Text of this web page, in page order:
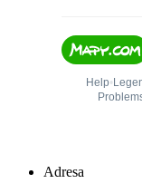
Adresa